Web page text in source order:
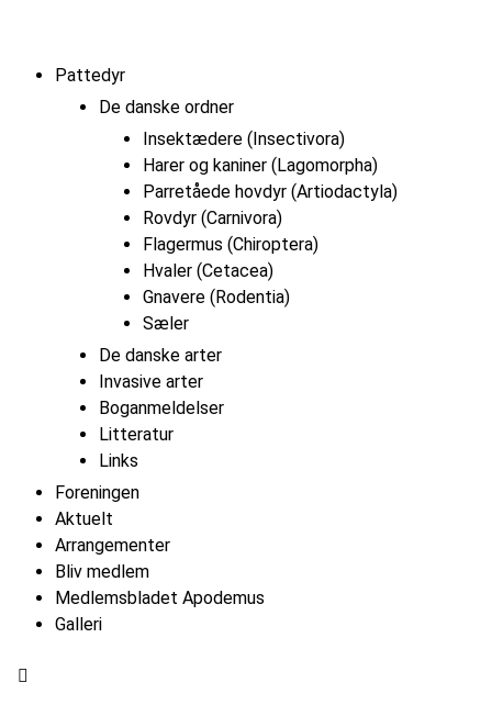
Pattedyr
De danske ordner
Insektædere (Insectivora)
Harer og kaniner (Lagomorpha)
Parretåede hovdyr (Artiodactyla)
Rovdyr (Carnivora)
Flagermus (Chiroptera)
Hvaler (Cetacea)
Gnavere (Rodentia)
Sæler
De danske arter
Invasive arter
Boganmeldelser
Litteratur
Links
Foreningen
Aktuelt
Arrangementer
Bliv medlem
Medlemsbladet Apodemus
Galleri
Hamburger Toggle Menu